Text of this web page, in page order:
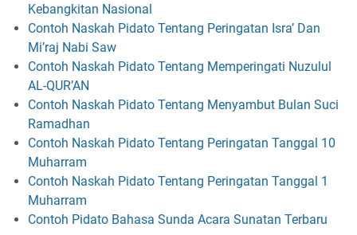
Kebangkitan Nasional
Contoh Naskah Pidato Tentang Peringatan Isra’ Dan
Mi’raj Nabi Saw
Contoh Naskah Pidato Tentang Memperingati Nuzulul
AL-QUR’AN
Contoh Naskah Pidato Tentang Menyambut Bulan Suci
Ramadhan
Contoh Naskah Pidato Tentang Peringatan Tanggal 10
Muharram
Contoh Naskah Pidato Tentang Peringatan Tanggal 1
Muharram
Contoh Pidato Bahasa Sunda Acara Sunatan Terbaru